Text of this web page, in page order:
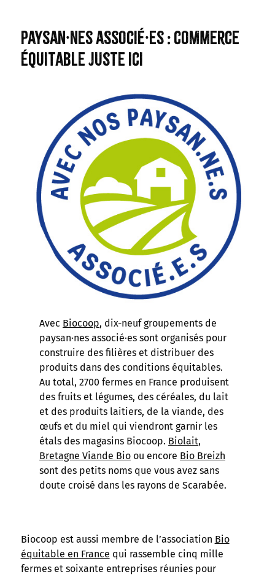
Paysan·nes associé·es : commerce
équitable juste ici
Avec Biocoop, dix-neuf groupements de
paysan·nes associé·es sont organisés pour
construire des filières et distribuer des
produits dans des conditions équitables.
Au total, 2700 fermes en France produisent
des fruits et légumes, des céréales, du lait
et des produits laitiers, de la viande, des
œufs et du miel qui viendront garnir les
étals des magasins Biocoop. Biolait,
Bretagne Viande Bio ou encore Bio Breizh
sont des petits noms que vous avez sans
doute croisé dans les rayons de Scarabée.
Biocoop est aussi membre de l’association Bio
équitable en France qui rassemble cinq mille
fermes et soixante entreprises réunies pour